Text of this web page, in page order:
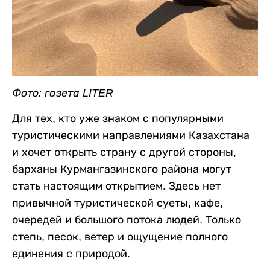
Фото: газета LITER
Для тех, кто уже знаком с популярными
туристическими направлениями Казахстана
и хочет открыть страну с другой стороны,
барханы Курмангазинского района могут
стать настоящим открытием. Здесь нет
привычной туристической суеты, кафе,
очередей и большого потока людей. Только
степь, песок, ветер и ощущение полного
единения с природой.